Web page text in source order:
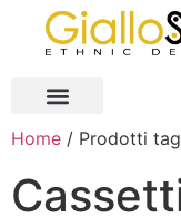
Home / Prodotti